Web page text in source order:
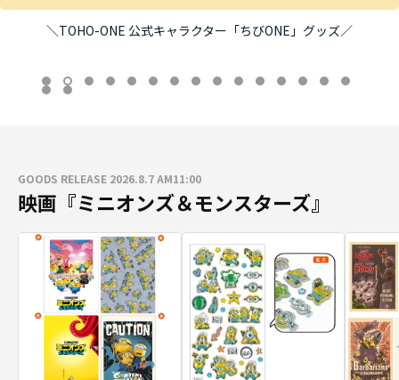
＼TOHO-ONE 公式キャラクター「ちびONE」グッズ／
GOODS RELEASE 2026.8.7 AM11:00
映画『ミニオンズ＆モンスターズ』